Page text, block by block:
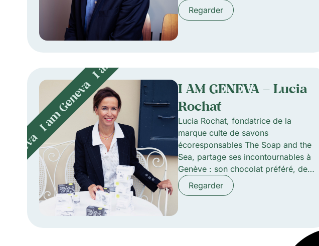
Regarder
I AM GENEVA – Lucia
Rochat
Lucia Rochat, fondatrice de la
marque culte de savons
écoresponsables The Soap and the
Sea, partage ses incontournables à
Genève : son chocolat préféré, des
lieux secrets de la ville, et
l’événement culturel qu’elle ne
Regarder